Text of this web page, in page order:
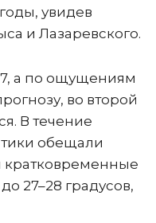
увидев
и Лазаревского.
а по ощущениям
во второй
В течение
обещали
кратковременные
27–28 градусов,